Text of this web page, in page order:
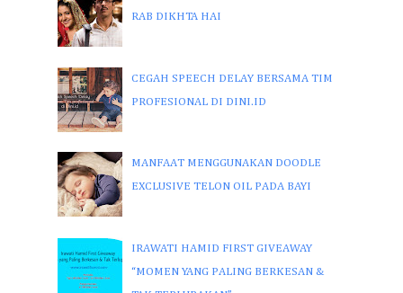
RAB DIKHTA HAI
CEGAH SPEECH DELAY BERSAMA TIM
PROFESIONAL DI DINI.ID
MANFAAT MENGGUNAKAN DOODLE
EXCLUSIVE TELON OIL PADA BAYI
IRAWATI HAMID FIRST GIVEAWAY
“MOMEN YANG PALING BERKESAN &